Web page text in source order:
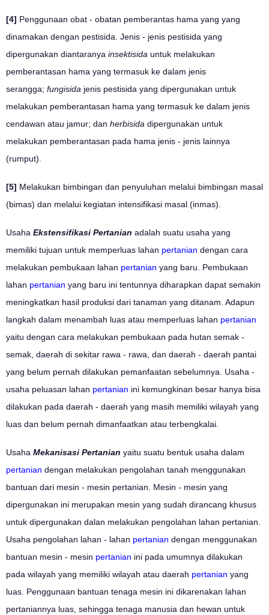
[4] Penggunaan obat - obatan pemberantas hama yang yang
dinamakan dengan pestisida. Jenis - jenis pestisida yang
dipergunakan diantaranya insektisida untuk melakukan
pemberantasan hama yang termasuk ke dalam jenis
serangga; fungisida jenis pestisida yang dipergunakan untuk
melakukan pemberantasan hama yang termasuk ke dalam jenis
cendawan atau jamur; dan herbisida dipergunakan untuk
melakukan pemberantasan pada hama jenis - jenis lainnya
(rumput).
[5] Melakukan bimbingan dan penyuluhan melalui bimbingan masal
(bimas) dan melalui kegiatan intensifikasi masal (inmas).
Usaha Ekstensifikasi Pertanian adalah suatu usaha yang
memiliki tujuan untuk memperluas lahan pertanian dengan cara
melakukan pembukaan lahan pertanian yang baru. Pembukaan
lahan pertanian yang baru ini tentunnya diharapkan dapat semakin
meningkatkan hasil produksi dari tanaman yang ditanam. Adapun
langkah dalam menambah luas atau memperluas lahan pertanian
yaitu dengan cara melakukan pembukaan pada hutan semak -
semak, daerah di sekitar rawa - rawa, dan daerah - daerah pantai
yang belum pernah dilakukan pemanfaatan sebelumnya. Usaha -
usaha peluasan lahan pertanian ini kemungkinan besar hanya bisa
dilakukan pada daerah - daerah yang masih memiliki wilayah yang
luas dan belum pernah dimanfaatkan atau terbengkalai.
Usaha Mekanisasi Pertanian yaitu suatu bentuk usaha dalam
pertanian dengan melakukan pengolahan tanah menggunakan
bantuan dari mesin - mesin pertanian. Mesin - mesin yang
dipergunakan ini merupakan mesin yang sudah dirancang khusus
untuk dipergunakan dalan melakukan pengolahan lahan pertanian.
Usaha pengolahan lahan - lahan pertanian dengan menggunakan
bantuan mesin - mesin pertanian ini pada umumnya dilakukan
pada wilayah yang memiliki wilayah atau daerah pertanian yang
luas. Penggunaan bantuan tenaga mesin ini dikarenakan lahan
pertaniannya luas, sehingga tenaga manusia dan hewan untuk